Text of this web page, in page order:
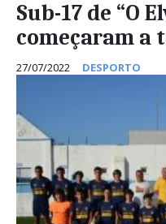
Sub-17 de “O
começaram a
27/07/2022 DESPORTO